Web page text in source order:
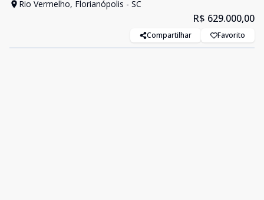
Rio Vermelho, Florianópolis - SC
R$ 629.000,00
Compartilhar Favorito